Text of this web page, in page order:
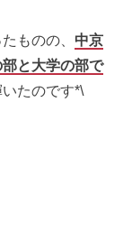
ものの、 中京
と大学の部で
いたのです*\